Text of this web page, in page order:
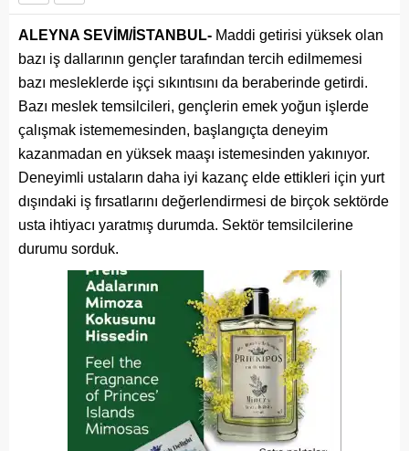
ALEYNA SEVİM/İSTANBUL- Maddi getirisi yüksek olan
bazı iş dallarının gençler tarafından tercih edilmemesi
bazı mesleklerde işçi sıkıntısını da beraberinde getirdi.
Bazı meslek temsilcileri, gençlerin emek yoğun işlerde
çalışmak istememesinden, başlangıçta deneyim
kazanmadan en yüksek maaşı istemesinden yakınıyor.
Deneyimli ustaların daha iyi kazanç elde ettikleri için yurt
dışındaki iş fırsatlarını değerlendirmesi de birçok sektörde
usta ihtiyacı yaratmış durumda. Sektör temsilcilerine
durumu sorduk.